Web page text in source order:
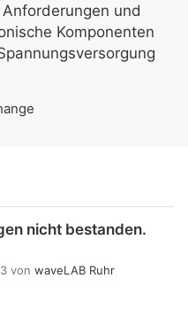
und
Komponenten
nicht bestanden.
von waveLAB Ruhr